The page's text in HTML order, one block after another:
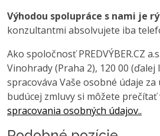
Výhodou spolupráce s nami je
konzultantmi absolvujete iba
Ako spoločnosť PREDVÝBER.CZ
Vinohrady (Praha 2), 120 00 (ďalej
spracováva Vaše osobné údaje
budúcej zmluvy si môžete prečítať
spracovania osobných údajov..